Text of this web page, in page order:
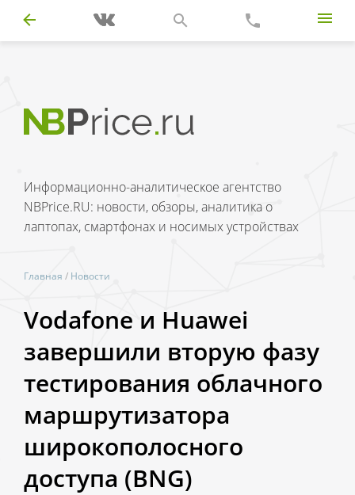
Информационно-аналитическое агентство
NBPrice.RU: новости, обзоры, аналитика о
лаптопах, смартфонах и носимых устройствах
Главная / Новости
Vodafone и Huawei
завершили вторую фазу
тестирования облачного
маршрутизатора
широкополосного
доступа (BNG)